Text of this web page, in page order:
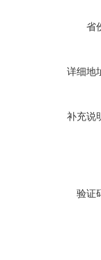
省
详细地
补充说
验证